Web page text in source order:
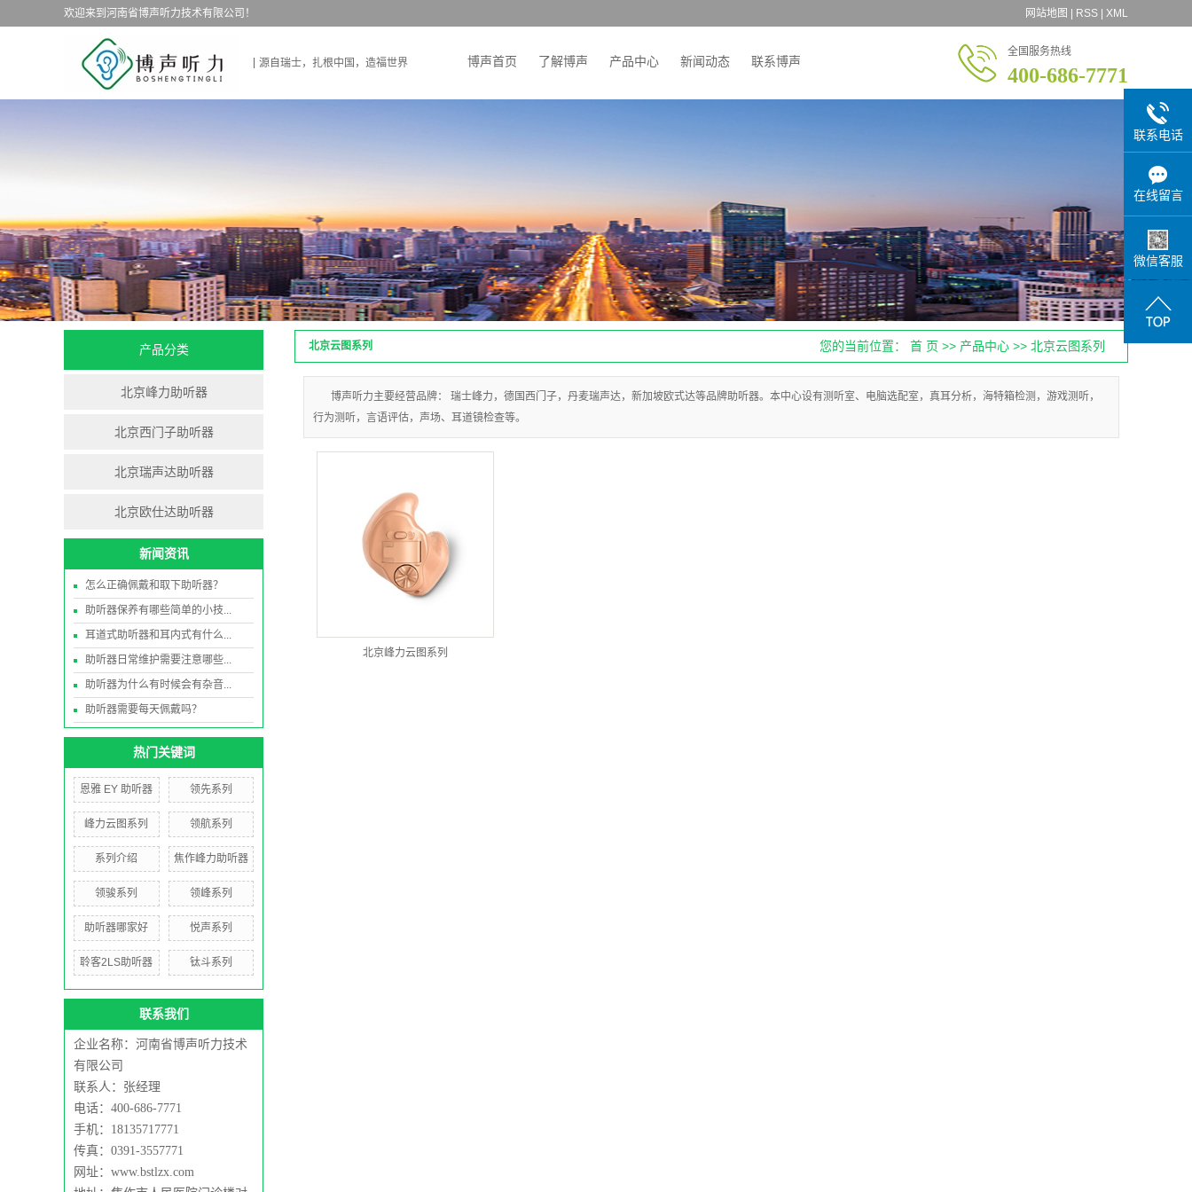
欢迎来到河南省博声听力技术有限公司！ 网站地图 RSS XML
源自瑞士，扎根中国，造福世界 博声首页 了解博声 产品中心 新闻动态 联系博声
全国服务热线
400-686-7771
产品分类
北京峰力助听器
北京西门子助听器
北京瑞声达助听器
北京欧仕达助听器
新闻资讯
怎么正确佩戴和取下助听器？
助听器保养有哪些简单的小技...
耳道式助听器和耳内式有什么...
助听器日常维护需要注意哪些...
助听器为什么有时候会有杂音...
助听器需要每天佩戴吗？
热门关键词
恩雅 EY 助听器 领先系列
峰力云图系列 领航系列
系列介绍 焦作峰力助听器
领骏系列 领峰系列
助听器哪家好 悦声系列
聆客2LS助听器 钛斗系列
联系我们
企业名称：河南省博声听力技术
有限公司
联系人：张经理
电话：400-686-7771
手机：18135717771
传真：0391-3557771
网址：www.bstlzx.com
北京云图系列 您的当前位置： 首 页 >> 产品中心 >> 北京云图系列
博声听力主要经营品牌： 瑞士峰力，德国西门子，丹麦瑞声达，新加坡欧式达等品牌助听器。本中心设有测听室、电脑选配室，真耳分析，海特箱检测，游戏测听，
行为测听，言语评估，声场、耳道镜检查等。
北京峰力云图系列
联系电话
在线留言
微信客服